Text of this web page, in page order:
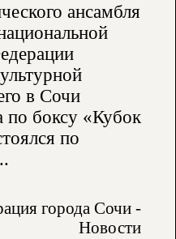
ансамбля
в Сочи
по боксу «Кубок
по
города Сочи -
Новости